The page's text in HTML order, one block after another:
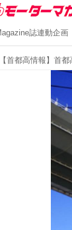
誌連動企画